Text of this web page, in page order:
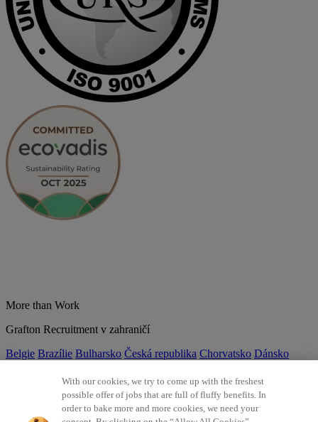
More than Work
Grafton Recruitment v zahraničí
Belgie Brazílie Bulharsko Česká republika Chorvatsko Dánsko
Německo Nizozemsko Norsko Polsko Portugalsko
Slovensko Španělsko Srbsko Švýcarsko Turecko
With our cookies, we try to come up with the freshest
possible offer of jobs that are full of fluffy benefits. In
order to bake more and more cookies, we need your